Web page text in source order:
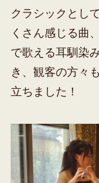
クラシックとし
くさん感じる曲
で歌える耳馴染
き、観客の方々
立ちました！